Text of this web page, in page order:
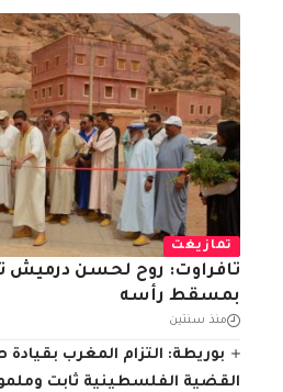
تمازيغت
تافراوت: روح لحسن درميش
بمسقط رأسه
منذ سنتين
بوريطة: التزام المغرب بقيادة
القضية الفلسطينية ثابت